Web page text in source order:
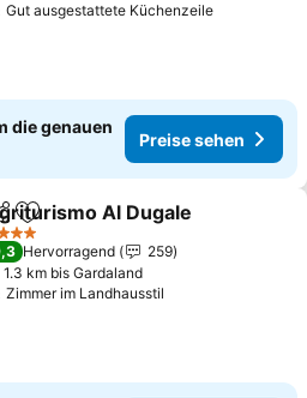
Gut ausgestattete KüchenzeilePreise
die genauen
Preise sehen
Zu Favoriten hinzufügen
Al Dugale
Hervorragend
259
1.3 km bis Gardaland
Zimmer im Landhausstil